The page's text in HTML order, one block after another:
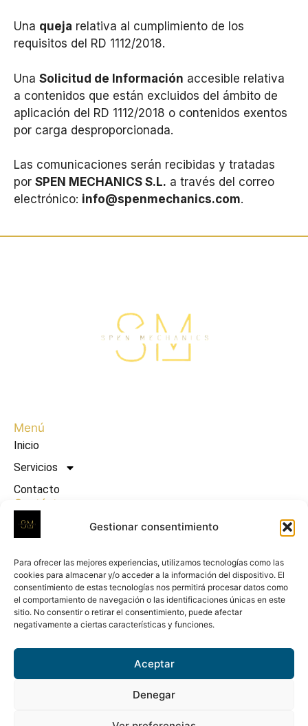
Gestionar consentimiento
Para ofrecer las mejores experiencias, utilizamos tecnologías como las
cookies para almacenar y/o acceder a la información del dispositivo. El
consentimiento de estas tecnologías nos permitirá procesar datos como
el comportamiento de navegación o las identificaciones únicas en este
sitio. No consentir o retirar el consentimiento, puede afectar
negativamente a ciertas características y funciones.
Aceptar
Denegar
Una queja relativa al cumplimiento de los
requisitos del RD 1112/2018.
Una Solicitud de Información accesible relativa
a contenidos que están excluidos del ámbito de
aplicación del RD 1112/2018 o contenidos exentos
por carga desproporcionada.
Las comunicaciones serán recibidas y tratadas
por SPEN MECHANICS S.L. a través del correo
electrónico: info@spenmechanics.com.
Menú
Inicio
Servicios
Contacto
Contáctanos
info@spenmechanics.com
672 70 06 54
Camino De La Plana, 24 - 5 B, Castellón/Castelló,
12004